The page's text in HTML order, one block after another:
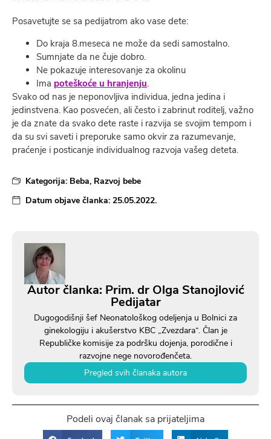
Posavetujte se sa pedijatrom ako vase dete:
Do kraja 8.meseca ne može da sedi samostalno.
Sumnjate da ne čuje dobro.
Ne pokazuje interesovanje za okolinu
Ima poteškoće u hranjenju.
Svako od nas je neponovljiva individua, jedna jedina i
jedinstvena. Kao posvećen, ali često i zabrinut roditelj, važno
je da znate da svako dete raste i razvija se svojim tempom i
da su svi saveti i preporuke samo okvir za razumevanje,
praćenje i posticanje individualnog razvoja vašeg deteta.
Kategorija: Beba, Razvoj bebe
Datum objave članka: 25.05.2022.
Autor članka: Prim. dr Olga Stanojlović
Pedijatar
Dugogodišnji šef Neonatološkog odeljenja u Bolnici za
ginekologiju i akušerstvo KBC „Zvezdara“. Član je
Republičke komisije za podršku dojenja, porodične i
razvojne nege novorođenčeta.
Pregled svih članaka autora
Podeli ovaj članak sa prijateljima